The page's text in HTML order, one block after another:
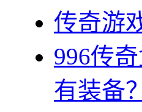
传奇游
996传
有装备？